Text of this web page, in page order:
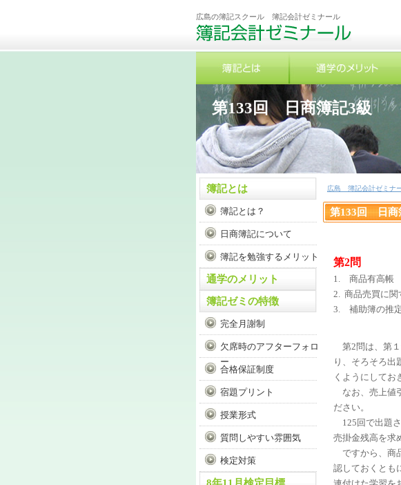
広島の簿記スクール 簿記会計ゼミナール
第133回 日商簿記3級
簿記とは
簿記とは？
日商簿記について
簿記を勉強するメリット
通学のメリット
簿記ゼミの特徴
完全月謝制
欠席時のアフターフォロ
ー
合格保証制度
宿題プリント
授業形式
質問しやすい雰囲気
検定対策
広島 簿記会計ゼミナ
第133回 日商
第2問
1. 商品有高帳
2. 商品売買に関
3. 補助簿の推
第2問は、第１
り、そろそろ出
くようにしてお
なお、売上値
ださい。
125回で出題
売掛金残高を求
ですから、商
認しておくとも